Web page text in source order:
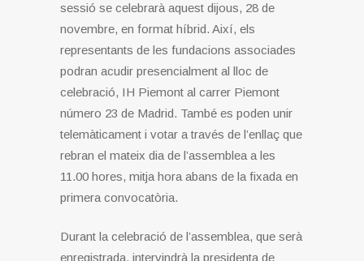
sessió se celebrarà aquest dijous, 28 de
novembre, en format híbrid. Així, els
representants de les fundacions associades
podran acudir presencialment al lloc de
celebració, IH Piemont al carrer Piemont
número 23 de Madrid. També es poden unir
telemàticament i votar a través de l’enllaç que
rebran el mateix dia de l’assemblea a les
11.00 hores, mitja hora abans de la fixada en
primera convocatòria.
Durant la celebració de l’assemblea, que serà
enregistrada, intervindrà la presidenta de